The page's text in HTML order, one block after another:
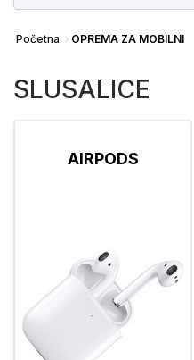
Početna OPREMA ZA MOBILNI
SLUSALICE
AIRPODS